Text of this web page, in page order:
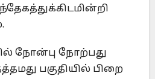
நோன்பு நோற்பது
பகுதியில் பிறை